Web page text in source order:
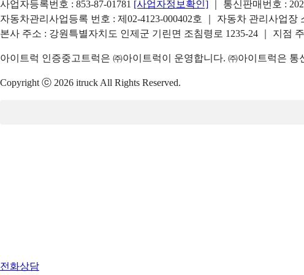
사업자등록번호 : 853-87-01781 [사업자정보확인]
｜ 통신판매번호 :
자동차관리사업등록 번호 : 제02-4123-000402호 ｜ 자동차 관리사업
본사 주소 : 강원특별자치도 인제군 기린면 조침령로 1235-24 ｜ 지점
아이트럭 인증중고트럭은 ㈜아이트럭이 운영합니다. ㈜아이트럭은
Copyright ⓒ 2026 itruck All Rights Reserved.
전화상담